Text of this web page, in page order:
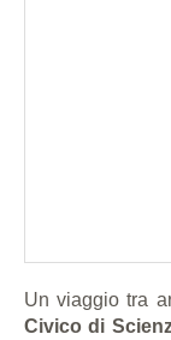
Un viaggio tra
Civico di